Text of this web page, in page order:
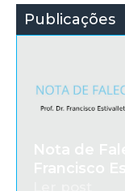
Publicações
Nota de
Francisco